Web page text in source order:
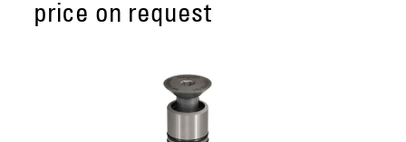
price on request